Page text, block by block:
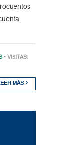
• VISITAS:
MÁS